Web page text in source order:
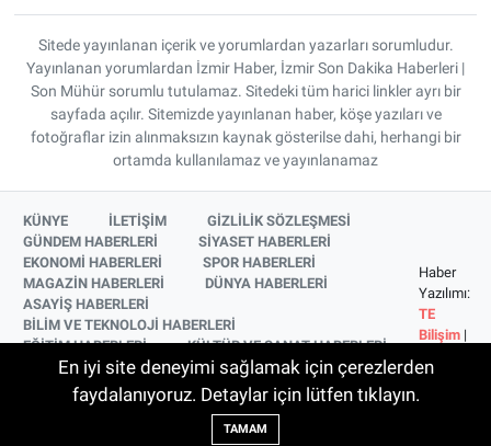
Sitede yayınlanan içerik ve yorumlardan yazarları sorumludur.
Yayınlanan yorumlardan İzmir Haber, İzmir Son Dakika Haberleri |
Son Mühür sorumlu tutulamaz. Sitedeki tüm harici linkler ayrı bir
sayfada açılır. Sitemizde yayınlanan haber, köşe yazıları ve
fotoğraflar izin alınmaksızın kaynak gösterilse dahi, herhangi bir
ortamda kullanılamaz ve yayınlanamaz
KÜNYE İLETİŞİM
GİZLİLİK SÖZLEŞMESİ
GÜNDEM HABERLERİ
SİYASET HABERLERİ
EKONOMİ HABERLERİ
SPOR HABERLERİ
MAGAZİN HABERLERİ
DÜNYA HABERLERİ
ASAYİŞ HABERLERİ
BİLİM VE TEKNOLOJİ HABERLERİ
EĞİTİM HABERLERİ
KÜLTÜR VE SANAT HABERLERİ
SAĞLIK HABERLERİ
YAŞAM HABERLERİ
YEREL HABERLER
İZMİR HABERLERİ
SİNEMA VE TELEVİZYON HABERLERİ
Haber
Yazılımı:
TE
Bilişim |
© 2026
En iyi site deneyimi sağlamak için çerezlerden
faydalanıyoruz. Detaylar için lütfen tıklayın.
TAMAM